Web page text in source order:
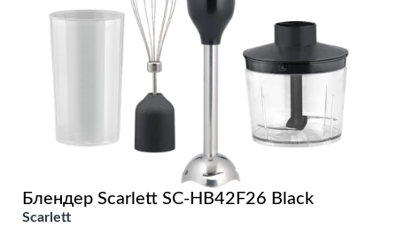
Блендер Scarlett SC-HB42F26 Black
Scarlett